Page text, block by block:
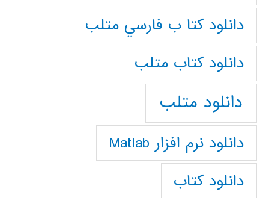
دانلود كتا ب فارسي متلب
دانلود كتاب متلب
دانلود متلب
دانلود نرم افزار Matlab
دانلود کتاب